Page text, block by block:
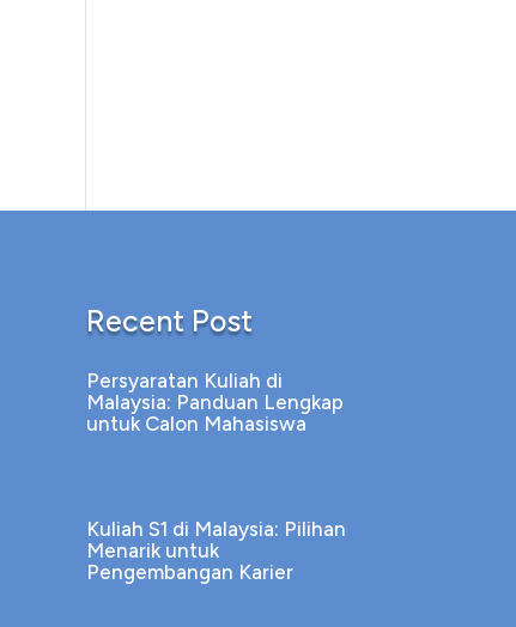
Recent Post
Persyaratan Kuliah di
Malaysia: Panduan Lengkap
untuk Calon Mahasiswa
Kuliah S1 di Malaysia: Pilihan
Menarik untuk
Pengembangan Karier